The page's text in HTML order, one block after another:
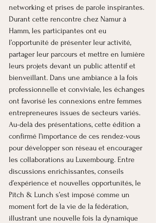
networking et prises de parole inspirantes.
Durant cette rencontre chez Namur à
Hamm, les participantes ont eu
l’opportunité de présenter leur activité,
partager leur parcours et mettre en lumière
leurs projets devant un public attentif et
bienveillant. Dans une ambiance à la fois
professionnelle et conviviale, les échanges
ont favorisé les connexions entre femmes
entrepreneures issues de secteurs variés.
Au-delà des présentations, cette édition a
confirmé l’importance de ces rendez-vous
pour développer son réseau et encourager
les collaborations au Luxembourg. Entre
discussions enrichissantes, conseils
d’expérience et nouvelles opportunités, le
Pitch & Lunch s’est imposé comme un
moment fort de la vie de la fédération,
illustrant une nouvelle fois la dynamique